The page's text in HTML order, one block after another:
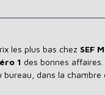
les plus bas chez SEF
1 des bonnes
dans la chambre